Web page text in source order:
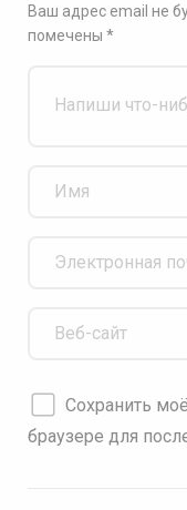
Ваш адрес email не
помечены *
Сохранить
браузере для